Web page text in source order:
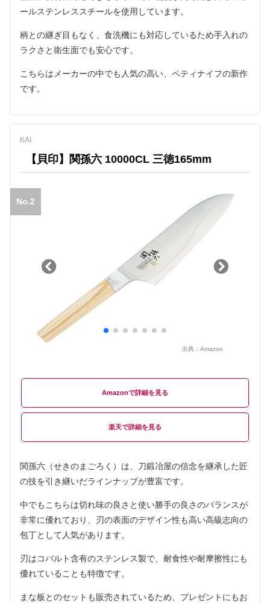
ールステンレススチールを使用しています。
柄との継ぎ目もなく、食洗機にも対応しているため手入れの
ラクさと衛生面でも安心です。
こちらはメーカーの中でも人気の高い、ペティナイフの新作
です。
KAI
【貝印】関孫六 10000CL 三徳165mm
No.2
出典： Amazon
Amazon
楽天
関孫六（せきのまごろく）は、刀鍛冶屋の信念を継承した匠
の技を引き継いだラインナップが豊富です。
中でもこちらは切れ味の良さと使い勝手の良さのバランスが
非常に優れており、刃の表面のデザイン性も高い高級志向の
包丁として人気があります。
刃はコバルト含有のステンレス製で、耐食性や耐摩擦性にも
優れていることも特徴です。
まな板とのセットも販売されているため、プレゼントにもお